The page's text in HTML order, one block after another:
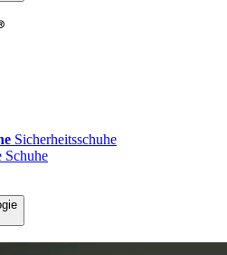
Sicherheitsschuhe
Schuhe